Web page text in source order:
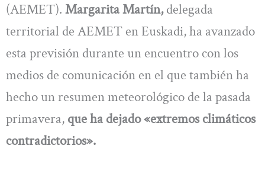
(AEMET). Margarita Martín,delegada
territorial de AEMET en Euskadi, ha avanzado
esta previsión durante un encuentro con los
medios de comunicación en el que también ha
hecho un resumen meteorológico de la pasada
primavera, que ha dejado «extremos climáticos
contradictorios».